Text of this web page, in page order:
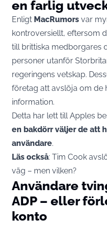
en farlig
Enligt MacRumors var
kontroversiellt, eftersom
till brittiska medborgares
personer utanför
regeringens vetskap.
företag att avslöja om de
information.
Detta har lett till Apples
en bakdörr väljer de att
användare.
Läs också: Tim Cook
väg – men vilken?
Användare
ADP – eller
konto